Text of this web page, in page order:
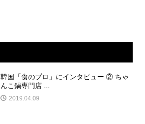
韓国「食のプロ」にインタビュー ② ちゃ
んこ鍋専門店 ...
2019.04.09